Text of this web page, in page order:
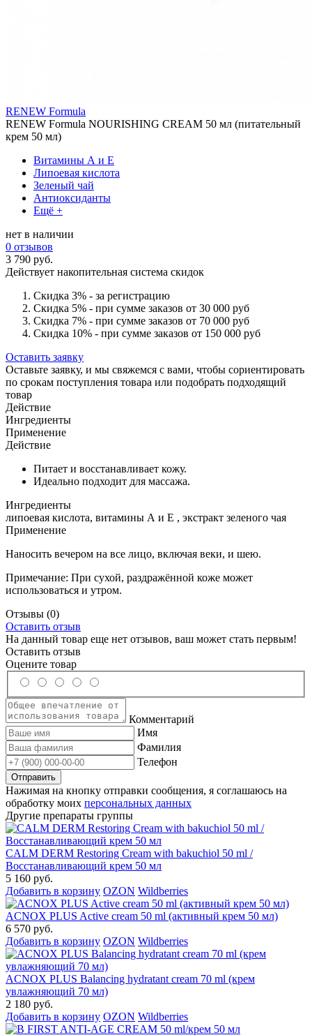
RENEW Formula
RENEW Formula NOURISHING CREAM 50 мл (питательный
крем 50 мл)
Витамины А и Е
Липоевая кислота
Зеленый чай
Антиоксиданты
Ещё +
нет в наличии
0 отзывов
3 790 руб.
Действует накопительная система скидок
Скидка 3% - за регистрацию
Скидка 5% - при сумме заказов от 30 000 руб
Скидка 7% - при сумме заказов от 70 000 руб
Скидка 10% - при сумме заказов от 150 000 руб
Оставить заявку
Оставьте заявку, и мы свяжемся с вами, чтобы сориентировать
по срокам поступления товара или подобрать подходящий
товар
Действие
Ингредиенты
Применение
Действие
Питает и восстанавливает кожу.
Идеально подходит для массажа.
Ингредиенты
липоевая кислота, витамины А и Е , экстракт зеленого чая
Применение
Наносить вечером на все лицо, включая веки, и шею.
Примечание: При сухой, раздражённой коже может
использоваться и утром.
Отзывы (0)
Оставить отзыв
На данный товар еще нет отзывов, ваш может стать первым!
Оставить отзыв
Оцените товар
Комментарий
Имя
Фамилия
Телефон
Нажимая на кнопку отправки сообщения, я соглашаюсь на
обработку моих персональных данных
Другие препараты группы
CALM DERM Restoring Cream with bakuchiol 50 ml /
Восстанавливающий крем 50 мл
5 160 руб.
Добавить в корзину OZON Wildberries
ACNOX PLUS Active cream 50 ml (активный крем 50 мл)
6 570 руб.
Добавить в корзину OZON Wildberries
ACNOX PLUS Balancing hydratant cream 70 ml (крем
увлажняющий 70 мл)
2 180 руб.
Добавить в корзину OZON Wildberries